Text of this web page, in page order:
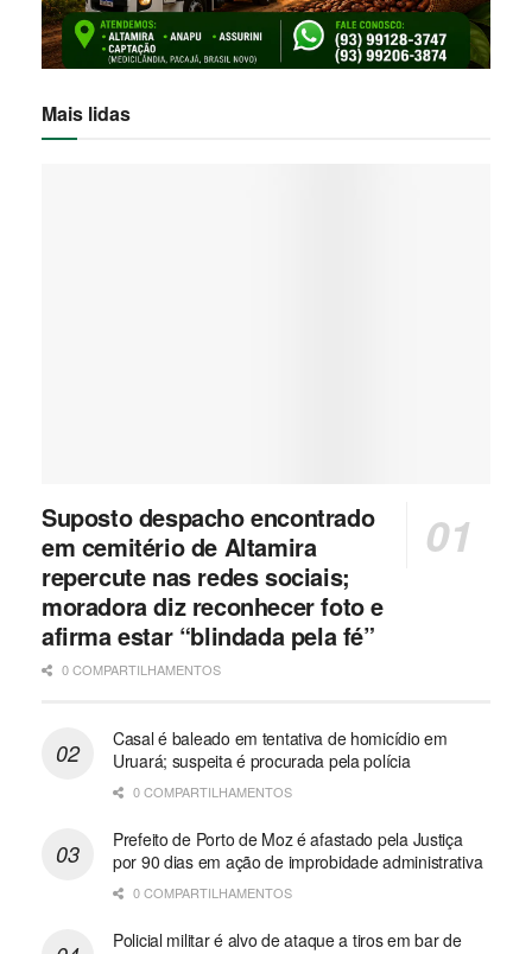
Mais lidas
Suposto despacho encontrado
em cemitério de Altamira
repercute nas redes sociais;
moradora diz reconhecer foto e
afirma estar “blindada pela fé”
0 COMPARTILHAMENTOS
Casal é baleado em tentativa de homicídio em
Uruará; suspeita é procurada pela polícia
0 COMPARTILHAMENTOS
Prefeito de Porto de Moz é afastado pela Justiça
por 90 dias em ação de improbidade administrativa
0 COMPARTILHAMENTOS
Policial militar é alvo de ataque a tiros em bar de